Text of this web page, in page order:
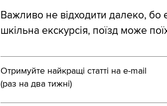
Важливо не відходити далеко, бо
шкільна екскурсія, поїзд може
Отримуйте найкращі статті на e-mail
(раз на два тижні)